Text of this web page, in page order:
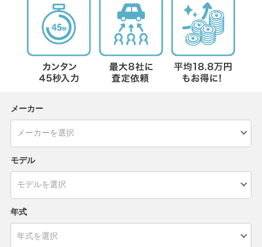
メーカー
モデル
年式